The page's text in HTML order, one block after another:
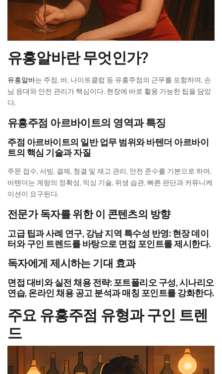
유흥알바란 무엇인가?
유흥알바는 주점, 바, 나이트클럽 등 유흥주점의 근무를 포함하며, 손
님 응대와 안전 관리가 핵심이다. 현장에 바로 활용 가능한 팁을 담았
다.
유흥주점 아르바이트의 영역과 특징
주점 아르바이트의 일반 업무 범위와 바텐더 아르바이
트의 핵심 기술과 자질
주문 접수, 서빙, 결제, 청결 및 재고 관리, 안전 준수를 기본으로 하며,
바텐더는 계량의 정확성, 믹싱 기술, 위생 습관, 빠른 판단과 커뮤니케
이션이 요구된다.
전문가 독자를 위한 이 콘텐츠의 방향
고급 팁과 사례 연구, 강남 지역 특수성 반영: 현장 데이
터와 구인 트렌드를 바탕으로 면접 포인트를 제시한다.
독자에게 제시하는 기대 효과
면접 대비와 실전 채용 전략: 포트폴리오 구성, 시나리오
연습, 온라인 채용 공고 분석과 매칭 포인트를 강화한다.
주요 유흥주점 유형과 구인 트렌
드